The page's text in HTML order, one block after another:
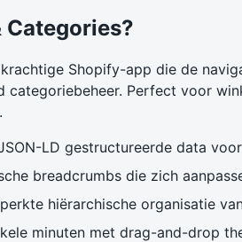
Categories?
krachtige Shopify-app die de
categoriebeheer. Perfect voor
LD gestructureerde data
breadcrumbs die zich
hiërarchische organisatie
minuten met drag-and-drop